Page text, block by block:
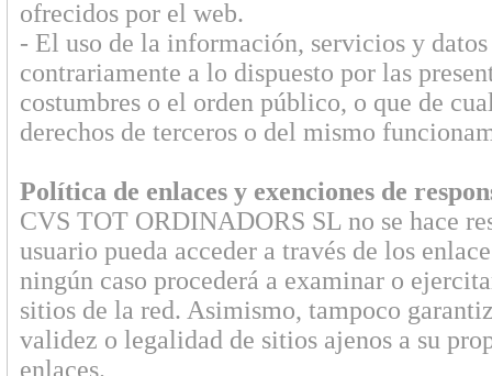
ofrecidos por el web.
- El uso de la información, servicios y
contrariamente a lo dispuesto por las
costumbres o el orden público, o que de
derechos de terceros o del mismo
Política de enlaces y exenciones de
CVS TOT ORDINADORS SL no se hace
usuario pueda acceder a través de los
ningún caso procederá a examinar o
sitios de la red. Asimismo, tampoco
validez o legalidad de sitios ajenos a su
enlaces.